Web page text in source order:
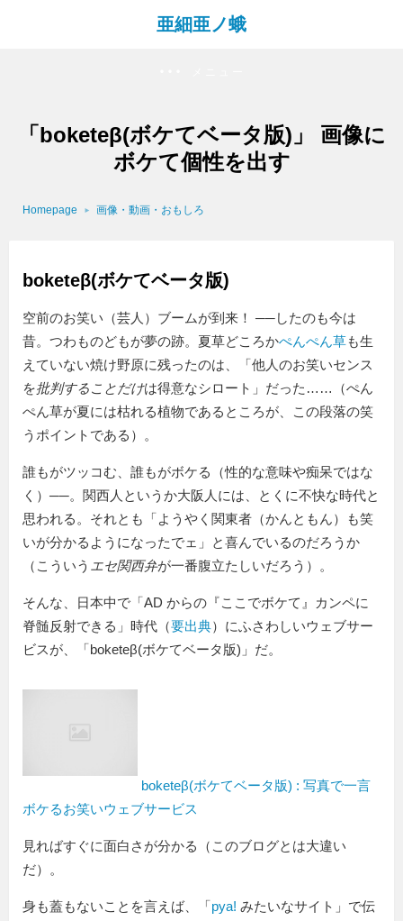
亜細亜ノ蛾
「boketeβ(ボケてベータ版)」 画像に
ボケて個性を出す
Homepage 画像・動画・おもしろ
boketeβ(ボケてベータ版)
空前のお笑い（芸人）ブームが到来！ ──したのも今は
昔。つわものどもが夢の跡。夏草どころかぺんぺん草も生
えていない焼け野原に残ったのは、「他人のお笑いセンス
を批判することだけは得意なシロート」だった……（ぺん
ぺん草が夏には枯れる植物であるところが、この段落の笑
うポイントである）。
誰もがツッコむ、誰もがボケる（性的な意味や痴呆ではな
く）──。関西人というか大阪人には、とくに不快な時代と
思われる。それとも「ようやく関東者（かんともん）も笑
いが分かるようになったでェ」と喜んでいるのだろうか
（こういう エセ関西弁が一番腹立たしいだろう）。
そんな、日本中で「AD からの『ここでボケて』カンペに
脊髄反射できる」時代（要出典）にふさわしいウェブサー
ビスが、「boketeβ(ボケてベータ版)」だ。
boketeβ(ボケてベータ版) : 写真で一言
ボケるお笑いウェブサービス
見ればすぐに面白さが分かる（このブログとは大違い
だ）。
身も蓋もないことを言えば、「pya! みたいなサイト」で伝